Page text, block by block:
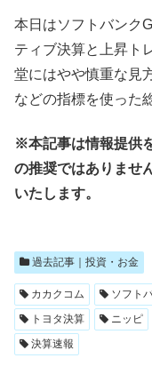
本日はソフトバンク
ティブ決算と上昇ト
堂にはやや慎重な見
などの指標を使った
※本記事は情報提供
の推奨ではありませ
いたします。
過去記事｜投資・お金
カカクコム ソフト
トヨタ決算
ニッピ
決算速報